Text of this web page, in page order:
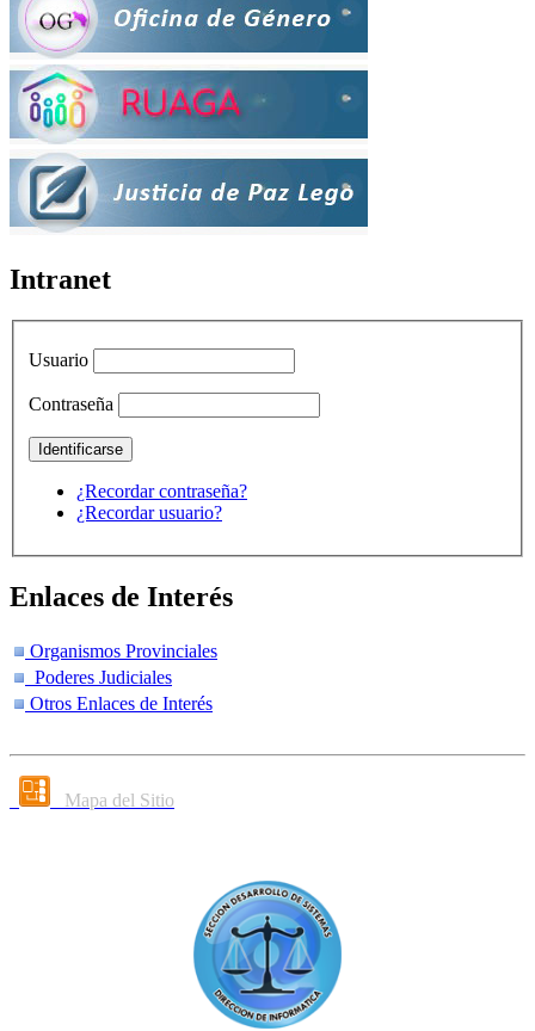
Intranet
Usuario
Contraseña
¿Recordar contraseña?
¿Recordar usuario?
Enlaces de Interés
Organismos Provinciales
Poderes Judiciales
Otros Enlaces de Interés
Mapa del Sitio